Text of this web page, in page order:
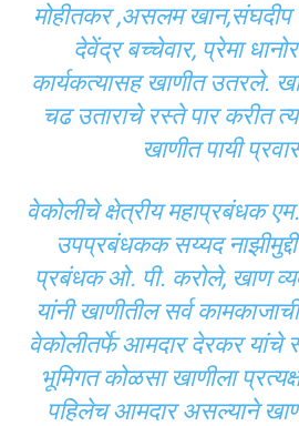
मोहीतकर ,असलम खान,संघदीप
देवेंद्र बच्चेवार, प्रेमा
कार्यकत्यासह खाणीत उतरले.
चढ उताराचे रस्ते पार करीत
खाणीत पायी
वेकोलीचे क्षेत्रीय महाप्रबंधक
उपप्रबंधकक सय्यद
प्रबंधक ओ. पी. करोले, खाण
यांनी खाणीतील सर्व
वेकोलीतर्फे आमदार देरकर यांचे
भूमिगत कोळसा खाणीला
पहिलेच आमदार असल्याने